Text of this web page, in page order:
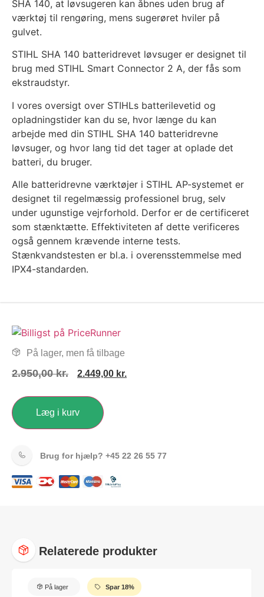
SHA 140, at løvsugeren kan åbnes uden brug af
værktøj til rengøring, mens sugerøret hviler på
gulvet.
STIHL SHA 140 batteridrevet løvsuger er designet til
brug med STIHL Smart Connector 2 A, der fås som
ekstraudstyr.
I vores oversigt over STIHLs batterilevetid og
opladningstider kan du se, hvor længe du kan
arbejde med din STIHL SHA 140 batteridrevne
løvsuger, og hvor lang tid det tager at oplade det
batteri, du bruger.
Alle batteridrevne værktøjer i STIHL AP-systemet er
designet til regelmæssig professionel brug, selv
under ugunstige vejrforhold. Derfor er de certificeret
som stænktætte. Effektiviteten af dette verificeres
også gennem krævende interne tests.
Stænkvandstesten er bl.a. i overensstemmelse med
IPX4-standarden.
På lager, men få tilbage
2.950,00kr. 2.449,00 kr.
Læg i kurv
Brug for hjælp? +45 22 26 55 77
Relaterede produkter
På lager Spar 18%